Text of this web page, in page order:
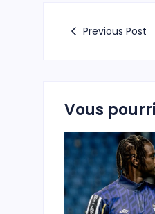
Previous Post
Vous